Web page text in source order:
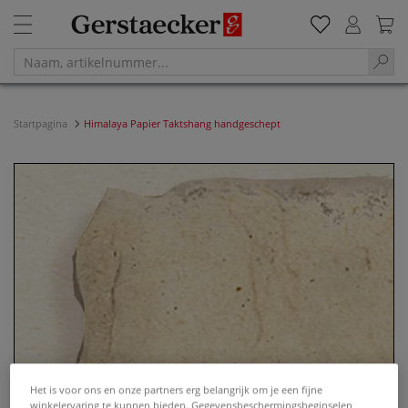
Startpagina Himalaya Papier Taktshang handgeschept
Het is voor ons en onze partners erg belangrijk om je een fijne
winkelervaring te kunnen bieden. Gegevensbeschermingsbeginselen